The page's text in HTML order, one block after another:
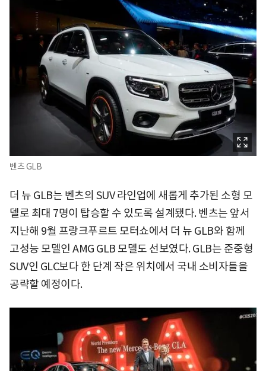
벤츠 GLB
더 뉴 GLB는 벤츠의 SUV 라인업에 새롭게 추가된 소형 모
델로 최대 7명이 탑승할 수 있도록 설계됐다. 벤츠는 앞서
지난해 9월 프랑크푸르트 모터쇼에서 더 뉴 GLB와 함께
고성능 모델인 AMG GLB 모델도 선보였다. GLB는 준중형
SUV인 GLC보다 한 단계 작은 위치에서 국내 소비자들을
공략할 예정이다.